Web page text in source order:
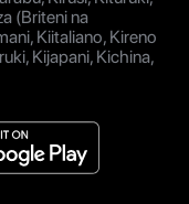
(Briteni na
Kiitaliano, Kireno
Kijapani, Kichina,